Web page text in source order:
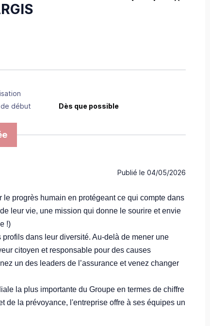
début Dès que possible
Publié le 04/05/2026
progrès humain en protégeant ce qui compte dans
leur vie, une mission qui donne le sourire et envie
!)
dans leur diversité. Au-delà de mener une
citoyen et responsable pour des causes
un des leaders de l’assurance et venez changer
la plus importante du Groupe en termes de chiffre
de la prévoyance, l'entreprise offre à ses équipes un